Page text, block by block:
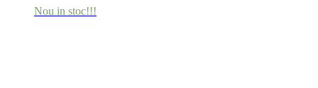
Nou in stoc!!!